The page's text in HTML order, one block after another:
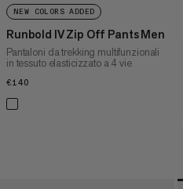
NEW COLORS ADDED
Runbold IV Zip Off Pants Men
Pantaloni da trekking multifunzionali
in tessuto elasticizzato a 4 vie
€140